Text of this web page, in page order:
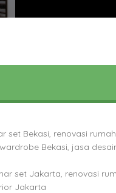
set Bekasi, renovasi rumah
Bekasi, jasa
set Jakarta, renovasi
Jakarta